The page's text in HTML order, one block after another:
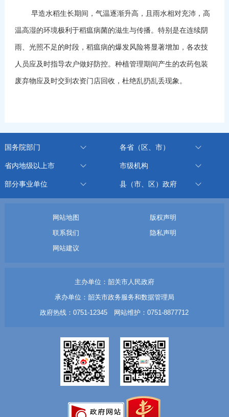
早造水稻生长期间，气温逐渐升高，且雨水相对充沛，高
温高湿的环境极利于稻瘟病菌的滋生与传播。特别是在连续阴
雨、光照不足的时段，稻瘟病的爆发风险将显著增加，各农技
人员应及时指导农户做好防控。种植管理期间产生的农药包装
废弃物应及时交到农资门店回收，杜绝乱扔乱丢现象。
国务院部门 各省（区、市）
省内地级以上市 市级机构
部分事业单位 县（市、区）政府
网站地图
版权声明
联系我们
隐私声明
网站建议
主办单位：韶关市人民政府
承办单位：韶关市政务服务和数据管理局
政府热线：0751-12345 网站维护：0751-8877712